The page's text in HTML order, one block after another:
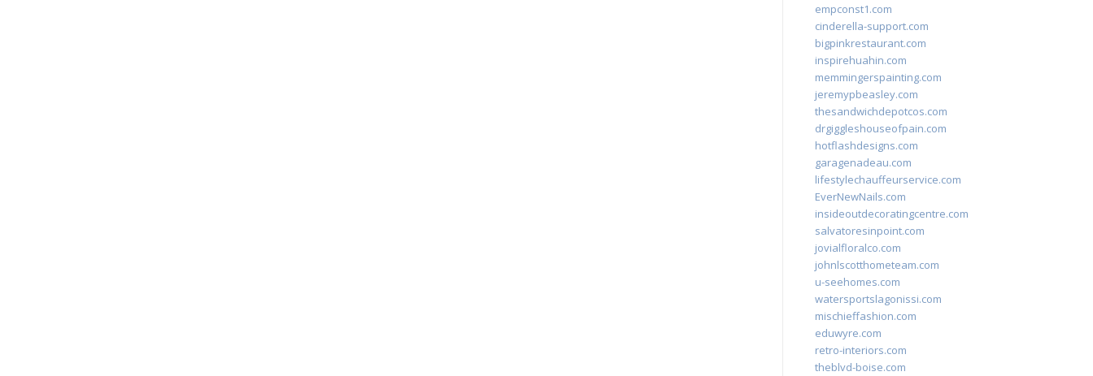
empconst1.com
cinderella-support.com
bigpinkrestaurant.com
inspirehuahin.com
memmingerspainting.com
jeremypbeasley.com
thesandwichdepotcos.com
drgiggleshouseofpain.com
hotflashdesigns.com
garagenadeau.com
lifestylechauffeurservice.com
EverNewNails.com
insideoutdecoratingcentre.com
salvatoresinpoint.com
jovialfloralco.com
johnlscotthometeam.com
u-seehomes.com
watersportslagonissi.com
mischieffashion.com
eduwyre.com
retro-interiors.com
theblvd-boise.com